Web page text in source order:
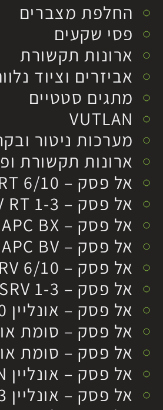
החלפת מצברים
פסי שקעים
ארונות תקשורת
אביזרים וציוד
מתגים סטטיים
VUTLAN
מערכות ניטור
ארונות תקשורת
אל פסק – APC SRV RT 6/10
אל פסק – APC SRV RT 1-3
אל פסק – APC BX
אל פסק – APC BV
אל פסק – APC SRV 6/10
אל פסק – APC SRV 1-3
אל פסק – אונליין RT 5-10
אל פסק – סומת
אל פסק – סומת
אל פסק – אונליין N
אל פסק – אונליין RT 1-3